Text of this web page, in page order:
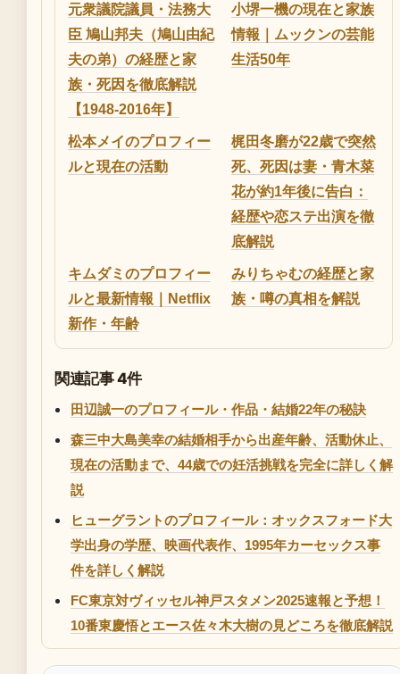
元衆議院議員・法務大
臣 鳩山邦夫（鳩山由紀
夫の弟）の経歴と家
族・死因を徹底解説
【1948-2016年】
小堺一機の現在と家族
情報｜ムックンの芸能
生活50年
松本メイのプロフィー
ルと現在の活動
梶田冬磨が22歳で突然
死、死因は妻・青木菜
花が約1年後に告白：
経歴や恋ステ出演を徹
底解説
キムダミのプロフィー
ルと最新情報｜Netflix
新作・年齢
みりちゃむの経歴と家
族・噂の真相を解説
関連記事 4件
田辺誠一のプロフィール・作品・結婚22年の秘訣
森三中大島美幸の結婚相手から出産年齢、活動休止、
現在の活動まで、44歳での妊活挑戦を完全に詳しく解
説
ヒューグラントのプロフィール：オックスフォード大
学出身の学歴、映画代表作、1995年カーセックス事
件を詳しく解説
FC東京対ヴィッセル神戸スタメン2025速報と予想！
10番東慶悟とエース佐々木大樹の見どころを徹底解説